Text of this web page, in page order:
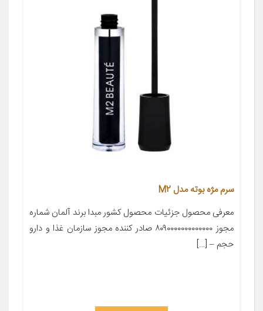
سرم مژه بوته مدل M2
معرفی محصول جزئیات محصول کشور مبدا برند آلمان شماره
مجوز ۸۰۹۰۰۰۰۰۰۰۰۰۰۰۰۰ صادر کننده مجوز سازمان غذا و دارو
حجم – […]